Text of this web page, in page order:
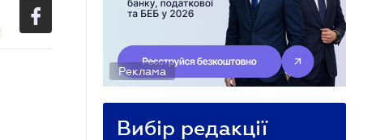
Реклама
Вибір редакції